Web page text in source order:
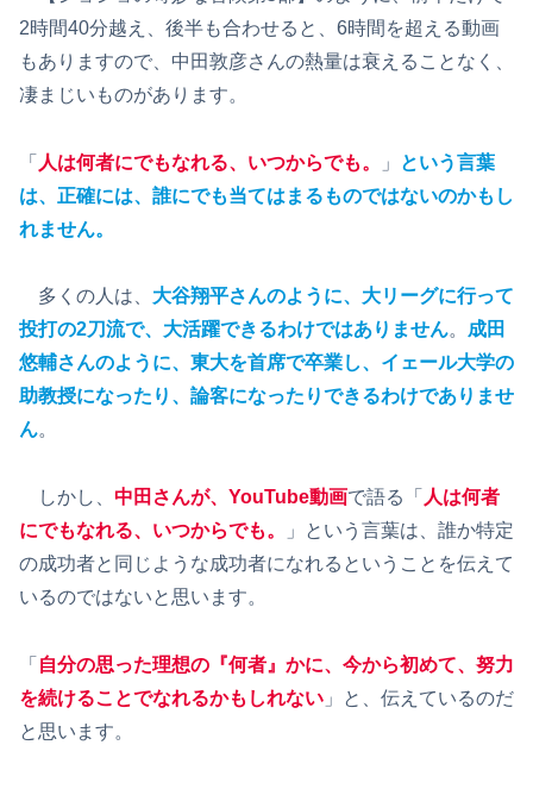
2時間40分越え、後半も合わせると、6時間を超える動画
もありますので、中田敦彦さんの熱量は衰えることなく、
凄まじいものがあります。
「 人は何者にでもなれる、いつからでも。 」
という言葉
は、正確には、誰にでも当てはまるものではないのかもし
れません。
多くの人は、 大谷翔平さんのように、大リーグに行って
投打の2刀流で、大活躍できるわけではありません。 成田
悠輔さんのように、東大を首席で卒業し、イェール大学の
助教授になったり、論客になったりできるわけでありませ
ん。
しかし、 中田さんが、YouTube動画で語る「 人は何者
にでもなれる、いつからでも。
」という言葉は、誰か特定
の成功者と同じような成功者になれるということを伝えて
いるのではないと思います。
「 自分の思った理想の『何者』かに、今から初めて、努力
を続けることでなれるかもしれない 」と、伝えているのだ
と思います。